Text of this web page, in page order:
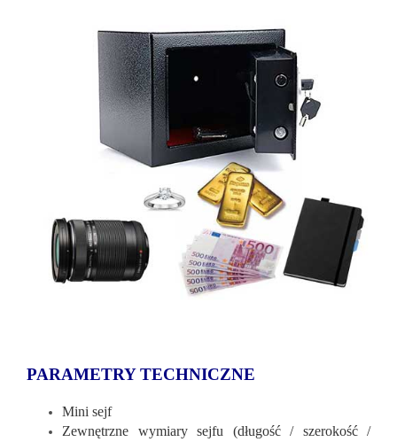
PARAMETRY TECHNICZNE
Mini sejf
Zewnętrzne wymiary sejfu (długość / szerokość /